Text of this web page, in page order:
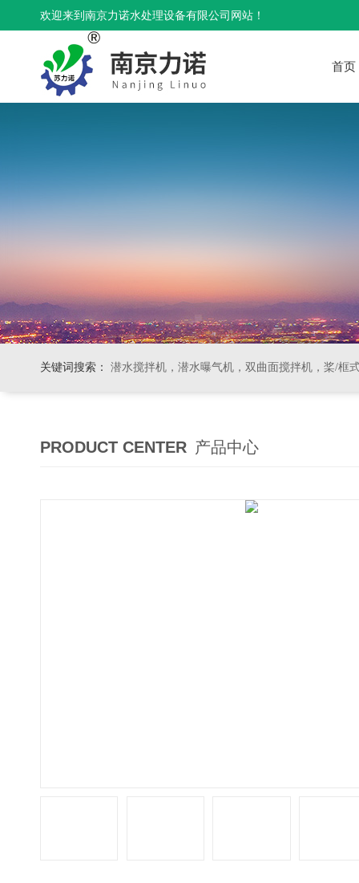
欢迎来到南京力诺水处理设备有限公司网站！
首页
关键词搜索： 潜水搅拌机，潜水曝气机，双曲面搅拌机，桨/框式搅拌
PRODUCT CENTER 产品中心